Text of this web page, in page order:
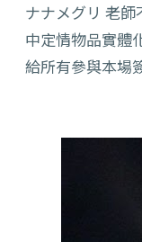
ナナメグリ 老師
中定情物品實體
給所有參與本場